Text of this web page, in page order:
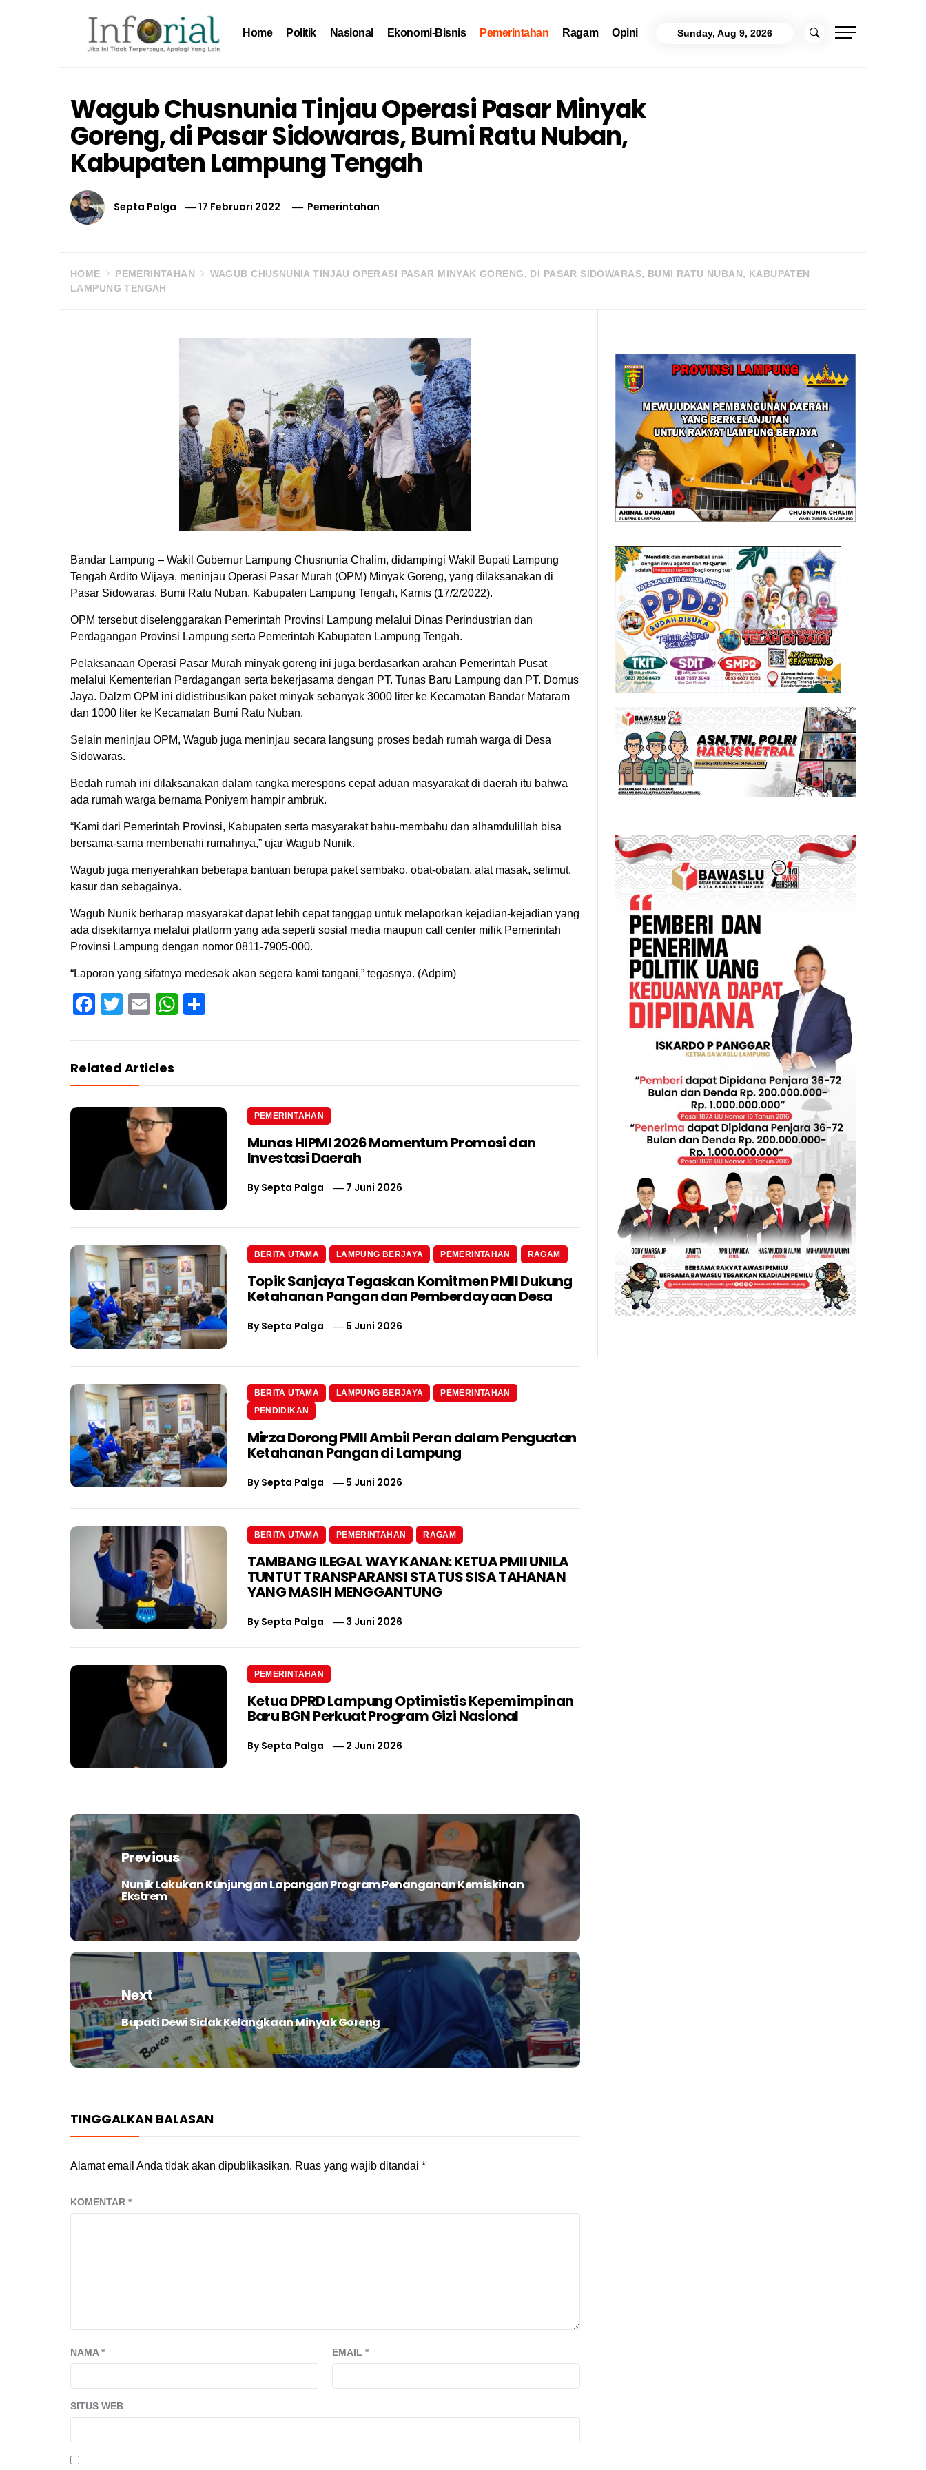
content
Home Politik Nasional Ekonomi-Bisnis Pemerintahan Ragam Opini Sunday, Aug 9, 2026
Wagub Chusnunia Tinjau Operasi Pasar Minyak
Goreng, di Pasar Sidowaras, Bumi Ratu Nuban,
Kabupaten Lampung Tengah
Septa Palga 17 Februari 2022 Pemerintahan
HOME PEMERINTAHAN
WAGUB CHUSNUNIA TINJAU OPERASI PASAR MINYAK GORENG, DI PASAR SIDOWARAS, BUMI RATU NUBAN, KABUPATEN
LAMPUNG TENGAH
Bandar Lampung – Wakil Gubernur Lampung Chusnunia Chalim, didampingi Wakil Bupati Lampung
Tengah Ardito Wijaya, meninjau Operasi Pasar Murah (OPM) Minyak Goreng, yang dilaksanakan di
Pasar Sidowaras, Bumi Ratu Nuban, Kabupaten Lampung Tengah, Kamis (17/2/2022).
OPM tersebut diselenggarakan Pemerintah Provinsi Lampung melalui Dinas Perindustrian dan
Perdagangan Provinsi Lampung serta Pemerintah Kabupaten Lampung Tengah.
Pelaksanaan Operasi Pasar Murah minyak goreng ini juga berdasarkan arahan Pemerintah Pusat
melalui Kementerian Perdagangan serta bekerjasama dengan PT. Tunas Baru Lampung dan PT. Domus
Jaya. Dalzm OPM ini didistribusikan paket minyak sebanyak 3000 liter ke Kecamatan Bandar Mataram
dan 1000 liter ke Kecamatan Bumi Ratu Nuban.
Selain meninjau OPM, Wagub juga meninjau secara langsung proses bedah rumah warga di Desa
Sidowaras.
Bedah rumah ini dilaksanakan dalam rangka merespons cepat aduan masyarakat di daerah itu bahwa
ada rumah warga bernama Poniyem hampir ambruk.
“Kami dari Pemerintah Provinsi, Kabupaten serta masyarakat bahu-membahu dan alhamdulillah bisa
bersama-sama membenahi rumahnya,” ujar Wagub Nunik.
Wagub juga menyerahkan beberapa bantuan berupa paket sembako, obat-obatan, alat masak, selimut,
kasur dan sebagainya.
Wagub Nunik berharap masyarakat dapat lebih cepat tanggap untuk melaporkan kejadian-kejadian yang
ada disekitarnya melalui platform yang ada seperti sosial media maupun call center milik Pemerintah
Provinsi Lampung dengan nomor 0811-7905-000.
“Laporan yang sifatnya medesak akan segera kami tangani,” tegasnya. (Adpim)
Facebook
TwitterEmailWhatsApp
Related Articles
PEMERINTAHAN
Munas HIPMI 2026 Momentum Promosi dan
Investasi Daerah
BySepta Palga 7 Juni 2026
BERITA UTAMA LAMPUNG BERJAYA PEMERINTAHAN RAGAM
Topik Sanjaya Tegaskan Komitmen PMII Dukung
Ketahanan Pangan dan Pemberdayaan Desa
BySepta Palga 5 Juni 2026
BERITA UTAMA LAMPUNG BERJAYA
PEMERINTAHAN
PENDIDIKAN
Mirza Dorong PMII Ambil Peran dalam Penguatan
Ketahanan Pangan di Lampung
BySepta Palga 5 Juni 2026
BERITA UTAMA PEMERINTAHAN RAGAM
TAMBANG ILEGAL WAY KANAN: KETUA PMII UNILA
TUNTUT TRANSPARANSI STATUS SISA TAHANAN
YANG MASIH MENGGANTUNG
BySepta Palga 3 Juni 2026
PEMERINTAHAN
Ketua DPRD Lampung Optimistis Kepemimpinan
Baru BGN Perkuat Program Gizi Nasional
BySepta Palga 2 Juni 2026
Navigasi
pos
Previous
Previous
post:
Nunik Lakukan Kunjungan Lapangan Program Penanganan Kemiskinan
Ekstrem
Next
Next
post:
Bupati Dewi Sidak Kelangkaan Minyak Goreng
TINGGALKAN BALASAN
Alamat email Anda tidak akan dipublikasikan. Ruas yang wajib ditandai *
KOMENTAR *
NAMA* EMAIL *
SITUS WEB